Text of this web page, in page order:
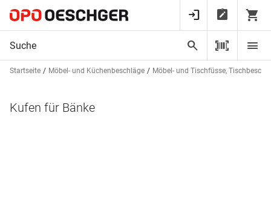
Startseite Möbel- und Küchenbeschläge Möbel- und Tischfüsse,
Kufen für Bänke